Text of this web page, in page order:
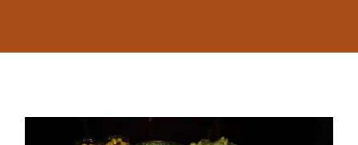
Mein Account